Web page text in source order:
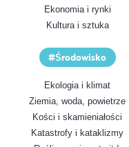
Ekonomia i rynki
Kultura i sztuka
Środowisko
Ekologia i klimat
Ziemia, woda, powietrze
Kości i skamieniałości
Katastrofy i kataklizmy